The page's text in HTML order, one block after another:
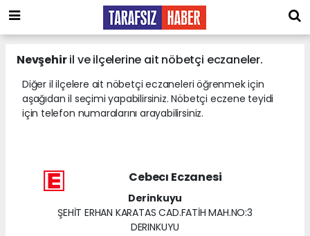
Nevşehiril ve ilçelerine ait nöbetçi eczaneler.
Diğer il ilçelere ait nöbetçi eczaneleri öğrenmek için
aşağıdan il seçimi yapabilirsiniz. Nöbetçi eczene teyidi
için telefon numaralarını arayabilirsiniz.
Cebecı Eczanesi
Derinkuyu
ŞEHİT ERHAN KARATAS CAD.FATİH MAH.NO:3
DERINKUYU